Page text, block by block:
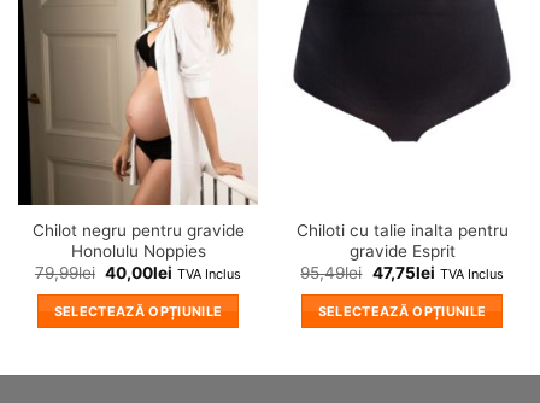
variații.
Opțiunile
pot
fi
alese
în
pagina
produsului.
in
wishlist!
Chilot negru pentru gravide
Honolulu Noppies
79,99lei 40,00lei TVA Inclus
SELECTEAZĂ OPȚIUNILE
wishlist!
Chiloti cu talie inalta pentru
gravide Esprit
95,49lei 47,75lei TVA Inclus
SELECTEAZĂ OPȚIUNILE